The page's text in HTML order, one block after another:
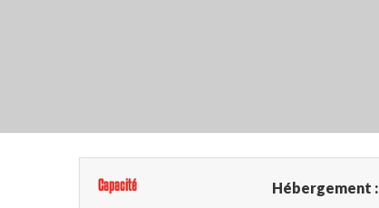
Capacité Hébergement :